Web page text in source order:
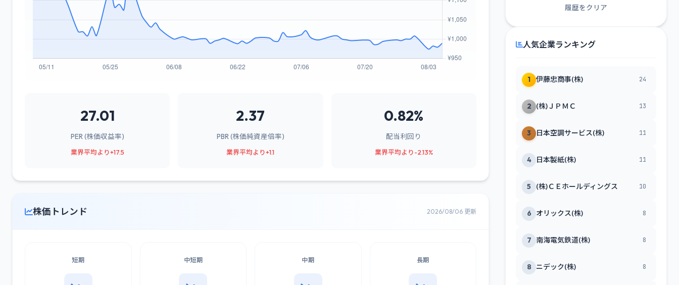
27.01
PER (株価収益率)
業界平均より+17.5
2.37
PBR (株価純資産倍率)
業界平均より+1.1
0.82%
配当利回り
業界平均より-2.13%
株価トレンド 2026/08/06 更新
短期 中短期 中期 長期
履歴をクリア
人気企業ランキング
1 伊藤忠商事(株) 24
2 (株)ＪＰＭＣ 13
3 日本空調サービス(株) 11
4 日本製紙(株) 11
5 (株)ＣＥホールディングス 10
6 オリックス(株) 8
7 南海電気鉄道(株) 8
8 ニデック(株) 8